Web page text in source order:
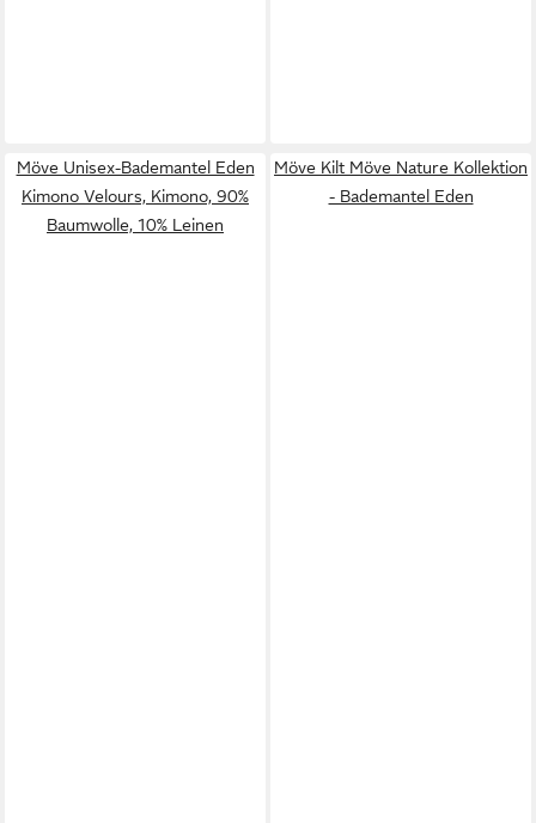
Möve Unisex-Bademantel Eden
Kimono Velours, Kimono, 90%
Baumwolle, 10% Leinen
Möve Kilt Möve Nature Kollektion
- Bademantel Eden